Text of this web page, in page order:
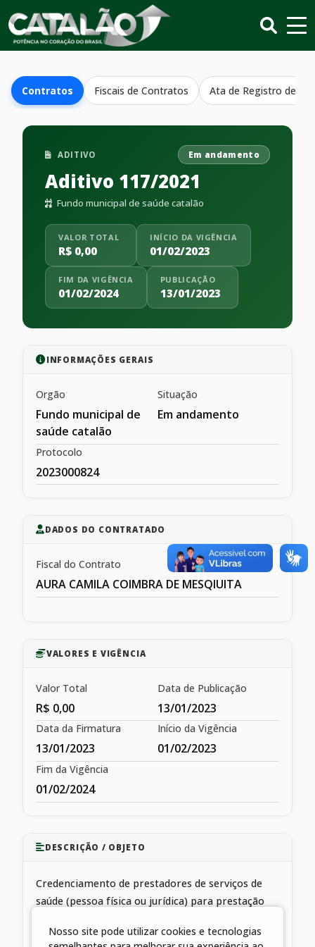
Contratos Fiscais de Contratos Ata de Registro de
ADITIVO Em andamento
Aditivo 117/2021
Fundo municipal de saúde catalão
VALOR TOTAL
R$ 0,00
INÍCIO DA VIGÊNCIA
01/02/2023
FIM DA VIGÊNCIA
01/02/2024
PUBLICAÇÃO
13/01/2023
INFORMAÇÕES GERAIS
Orgão
Fundo municipal de
saúde catalão
Situação
Em andamento
Protocolo
2023000824
DADOS DO CONTRATADO
Fiscal do Contrato
AURA CAMILA COIMBRA DE MESQIUITA
VALORES E VIGÊNCIA
Valor Total
R$ 0,00
Data de Publicação
13/01/2023
Data da Firmatura
13/01/2023
Início da Vigência
01/02/2023
Fim da Vigência
01/02/2024
DESCRIÇÃO / OBJETO
Credenciamento de prestadores de serviços de
saúde (pessoa física ou jurídica) para prestação
população
Nosso site pode utilizar cookies e tecnologias